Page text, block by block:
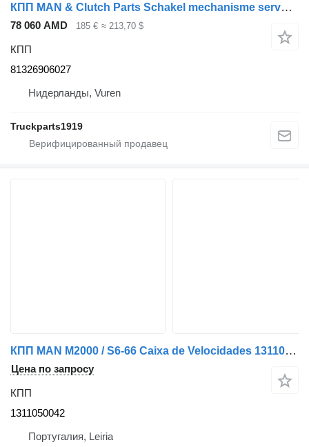
КПП MAN & Clutch Parts Schakel mechanisme servoshift 81326906027 для грузовика
78 060 AMD 185 € ≈ 213,70 $
КПП
81326906027
Нидерланды, Vuren
Truckparts1919
КПП MAN M2000 / S6-66 Caixa de Velocidades 1311050042 для грузовика MAN
Цена по запросу
КПП
1311050042
Португалия, Leiria